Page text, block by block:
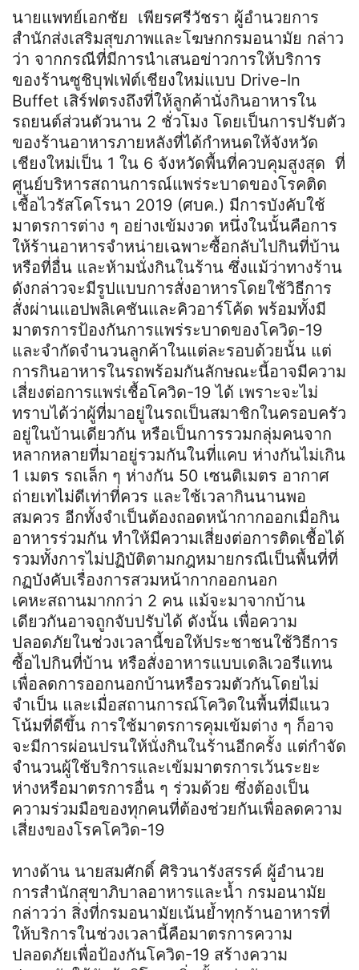
นายแพทย์เอกชัย เพียรศรีวัชรา ผู้อำนวยการ
สำนักส่งเสริมสุขภาพและโฆษกกรมอนามัย กล่าว
ว่า จากกรณีที่มีการนำเสนอข่าวการให้บริการ
ของร้านซูชิบุฟเฟ่ต์เชียงใหม่แบบ Drive-In
Buffet เสิร์ฟตรงถึงที่ให้ลูกค้านั่งกินอาหารใน
รถยนต์ส่วนตัวนาน 2 ชั่วโมง โดยเป็นการปรับตัว
ของร้านอาหารภายหลังที่ได้กำหนดให้จังหวัด
เชียงใหม่เป็น 1 ใน 6 จังหวัดพื้นที่ควบคุมสูงสุด ที่
ศูนย์บริหารสถานการณ์แพร่ระบาดของโรคติด
เชื้อไวรัสโคโรนา 2019 (ศบค.) มีการบังคับใช้
มาตรการต่าง ๆ อย่างเข้มงวด หนึ่งในนั้นคือการ
ให้ร้านอาหารจำหน่ายเฉพาะซื้อกลับไปกินที่บ้าน
หรือที่อื่น และห้ามนั่งกินในร้าน ซึ่งแม้ว่าทางร้าน
ดังกล่าวจะมีรูปแบบการสั่งอาหารโดยใช้วิธีการ
สั่งผ่านแอปพลิเคชันและคิวอาร์โค้ด พร้อมทั้งมี
มาตรการป้องกันการแพร่ระบาดของโควิด-19
และจำกัดจำนวนลูกค้าในแต่ละรอบด้วยนั้น แต่
การกินอาหารในรถพร้อมกันลักษณะนี้อาจมีความ
เสี่ยงต่อการแพร่เชื้อโควิด-19 ได้ เพราะจะไม่
ทราบได้ว่าผู้ที่มาอยู่ในรถเป็นสมาชิกในครอบครัว
อยู่ในบ้านเดียวกัน หรือเป็นการรวมกลุ่มคนจาก
หลากหลายที่มาอยู่รวมกันในที่แคบ ห่างกันไม่เกิน
1 เมตร รถเล็ก ๆ ห่างกัน 50 เซนติเมตร อากาศ
ถ่ายเทไม่ดีเท่าที่ควร และใช้เวลากินนานพอ
สมควร อีกทั้งจำเป็นต้องถอดหน้ากากออกเมื่อกิน
อาหารร่วมกัน ทำให้มีความเสี่ยงต่อการติดเชื้อได้
รวมทั้งการไม่ปฏิบัติตามกฎหมายกรณีเป็นพื้นที่ที่
กฏบังคับเรื่องการสวมหน้ากากออกนอก
เคหะสถานมากกว่า 2 คน แม้จะมาจากบ้าน
เดียวกันอาจถูกจับปรับได้ ดังนั้น เพื่อความ
ปลอดภัยในช่วงเวลานี้ขอให้ประชาชนใช้วิธีการ
ซื้อไปกินที่บ้าน หรือสั่งอาหารแบบเดลิเวอรีแทน
เพื่อลดการออกนอกบ้านหรือรวมตัวกันโดยไม่
จำเป็น และเมื่อสถานการณ์โควิดในพื้นที่มีแนว
โน้มที่ดีขึ้น การใช้มาตรการคุมเข้มต่าง ๆ ก็อาจ
จะมีการผ่อนปรนให้นั่งกินในร้านอีกครั้ง แต่กำจัด
จำนวนผู้ใช้บริการและเข้มมาตรการเว้นระยะ
ห่างหรือมาตรการอื่น ๆ ร่วมด้วย ซึ่งต้องเป็น
ความร่วมมือของทุกคนที่ต้องช่วยกันเพื่อลดความ
เสี่ยงของโรคโควิด-19
ทางด้าน นายสมศักดิ์ ศิริวนารังสรรค์ ผู้อำนวย
การสำนักสุขาภิบาลอาหารและน้ำ กรมอนามัย
กล่าวว่า สิ่งที่กรมอนามัยเน้นย้ำทุกร้านอาหารที่
ให้บริการในช่วงเวลานี้คือมาตรการความ
ปลอดภัยเพื่อป้องกันโควิด-19 สร้างความ